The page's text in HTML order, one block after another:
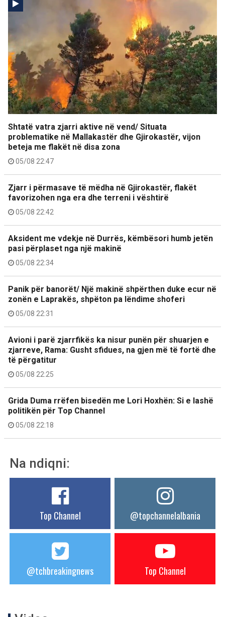
Shtatë vatra zjarri aktive në vend/ Situata
problematike në Mallakastër dhe Gjirokastër, vijon
beteja me flakët në disa zona
05/08 22:47
Zjarr i përmasave të mëdha në Gjirokastër, flakët
favorizohen nga era dhe terreni i vështirë
05/08 22:42
Aksident me vdekje në Durrës, këmbësori humb jetën
pasi përplaset nga një makinë
05/08 22:34
Panik për banorët/ Një makinë shpërthen duke ecur në
zonën e Laprakës, shpëton pa lëndime shoferi
05/08 22:31
Avioni i parë zjarrfikës ka nisur punën për shuarjen e
zjarreve, Rama: Gusht sfidues, na gjen më të fortë dhe
të përgatitur
05/08 22:25
Grida Duma rrëfen bisedën me Lori Hoxhën: Si e lashë
politikën për Top Channel
05/08 22:18
Na ndiqni:
Top Channel @topchannelalbania
@tchbreakingnews Top Channel